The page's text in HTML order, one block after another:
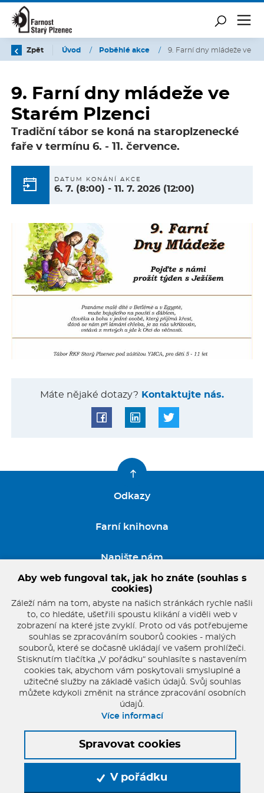
Zpět Úvod / Poběhlé akce / 9. Farní dny mládeže ve
9. Farní dny mládeže ve
Starém Plzenci
Tradiční tábor se koná na staroplzenecké
faře v termínu 6. - 11. července.
DATUM KONÁNÍ AKCE
6. 7. (8:00) -11. 7. 2026 (12:00)
Máte nějaké dotazy? Kontaktujte nás.
Odkazy
Farní knihovna
Napište nám
GDPR
pater.franta@seznam.cz
+420 721 854 806
© 2026 Oficiální stránky Farnost Starý Plzenec
© dmpCMS
Aby web fungoval tak, jak ho znáte (souhlas s
cookies)
Záleží nám na tom, abyste na našich stránkách rychle našli
to, co hledáte, ušetřili spoustu klikání a viděli web v
zobrazení na které jste zvyklí. Proto od vás potřebujeme
souhlas se zpracováním souborů cookies - malých
souborů, které se dočasně ukládají ve vašem prohlížeči.
Stisknutím tlačítka „V pořádku“ souhlasíte s nastavením
cookies tak, abychom vám poskytovali smysluplné a
užitečné služby na základě vašich údajů. Svůj souhlas
můžete kdykoli změnit na stránce zpracování osobních
údajů.
Více informací
Spravovat cookies
V pořádku